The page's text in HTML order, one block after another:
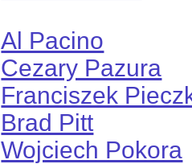
Al Pacino
Cezary Pazura
Franciszek
Brad Pitt
Wojciech Pokora